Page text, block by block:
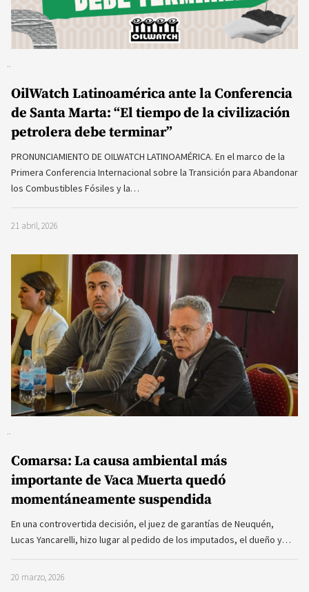
OilWatch Latinoamérica ante la Conferencia
de Santa Marta: “El tiempo de la civilización
petrolera debe terminar”
PRONUNCIAMIENTO DE OILWATCH LATINOAMÉRICA. En el marco de la
Primera Conferencia Internacional sobre la Transición para Abandonar
los Combustibles Fósiles y la…
21 abril, 2026
Comarsa: La causa ambiental más
importante de Vaca Muerta quedó
momentáneamente suspendida
En una controvertida decisión, el juez de garantías de Neuquén,
Lucas Yancarelli, hizo lugar al pedido de los imputados, el dueño y…
20 marzo, 2026